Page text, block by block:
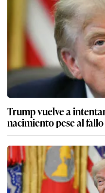
Trump vuelve a
nacimiento pese al